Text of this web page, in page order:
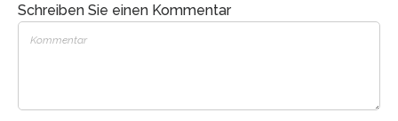
Schreiben Sie einen Kommentar